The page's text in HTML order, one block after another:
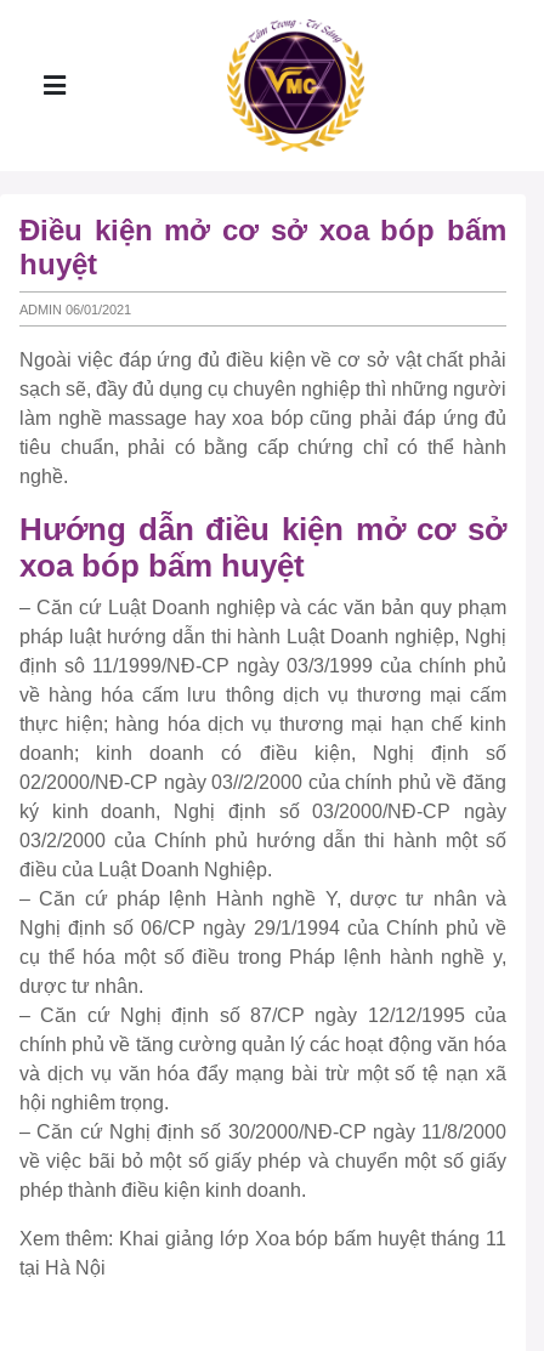
Điều kiện mở cơ sở xoa bóp bấm
huyệt
ADMIN 06/01/2021
Ngoài việc đáp ứng đủ điều kiện về cơ sở vật chất phải
sạch sẽ, đầy đủ dụng cụ chuyên nghiệp thì những người
làm nghề massage hay xoa bóp cũng phải đáp ứng đủ
tiêu chuẩn, phải có bằng cấp chứng chỉ có thể hành
nghề.
Hướng dẫn điều kiện mở cơ sở
xoa bóp bấm huyệt
– Căn cứ Luật Doanh nghiệp và các văn bản quy phạm
pháp luật hướng dẫn thi hành Luật Doanh nghiệp, Nghị
định sô 11/1999/NĐ-CP ngày 03/3/1999 của chính phủ
về hàng hóa cấm lưu thông dịch vụ thương mại cấm
thực hiện; hàng hóa dịch vụ thương mại hạn chế kinh
doanh; kinh doanh có điều kiện, Nghị định số
02/2000/NĐ-CP ngày 03//2/2000 của chính phủ về đăng
ký kinh doanh, Nghị định số 03/2000/NĐ-CP ngày
03/2/2000 của Chính phủ hướng dẫn thi hành một số
điều của Luật Doanh Nghiệp.
– Căn cứ pháp lệnh Hành nghề Y, dược tư nhân và
Nghị định số 06/CP ngày 29/1/1994 của Chính phủ về
cụ thể hóa một số điều trong Pháp lệnh hành nghề y,
dược tư nhân.
– Căn cứ Nghị định số 87/CP ngày 12/12/1995 của
chính phủ về tăng cường quản lý các hoạt động văn hóa
và dịch vụ văn hóa đẩy mạng bài trừ một số tệ nạn xã
hội nghiêm trọng.
– Căn cứ Nghị định số 30/2000/NĐ-CP ngày 11/8/2000
về việc bãi bỏ một số giấy phép và chuyển một số giấy
phép thành điều kiện kinh doanh.
Xem thêm: Khai giảng lớp Xoa bóp bấm huyệt tháng 11
tại Hà Nội